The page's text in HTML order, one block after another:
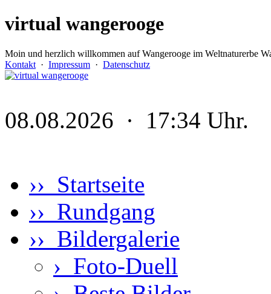
virtual wangerooge
Moin und herzlich willkommen auf Wangerooge im Weltnaturerbe
Kontakt · Impressum · Datenschutz
08.08.2026 · 17:34 Uhr.
›› Startseite
›› Rundgang
›› Bildergalerie
› Foto-Duell